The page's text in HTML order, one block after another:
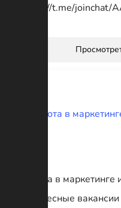
https://t.me/joinchat/
Работа в
интересные